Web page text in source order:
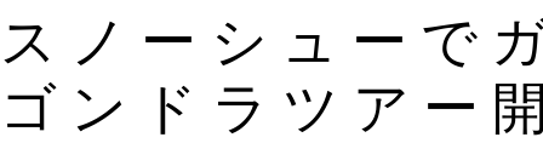
スノーシューで
ゴンドラツアー